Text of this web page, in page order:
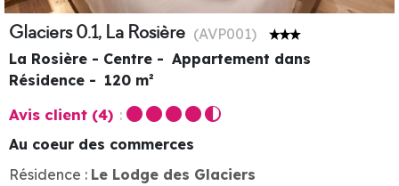
Glaciers 0.1, La Rosière (AVP001)
La Rosière - Centre
Appartement dans
Résidence
120 m²
Avis client (4)
Résidence : Le Lodge des Glaciers
Au coeur des commerces